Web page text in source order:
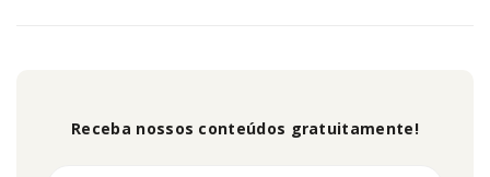
Receba nossos conteúdos gratuitamente!